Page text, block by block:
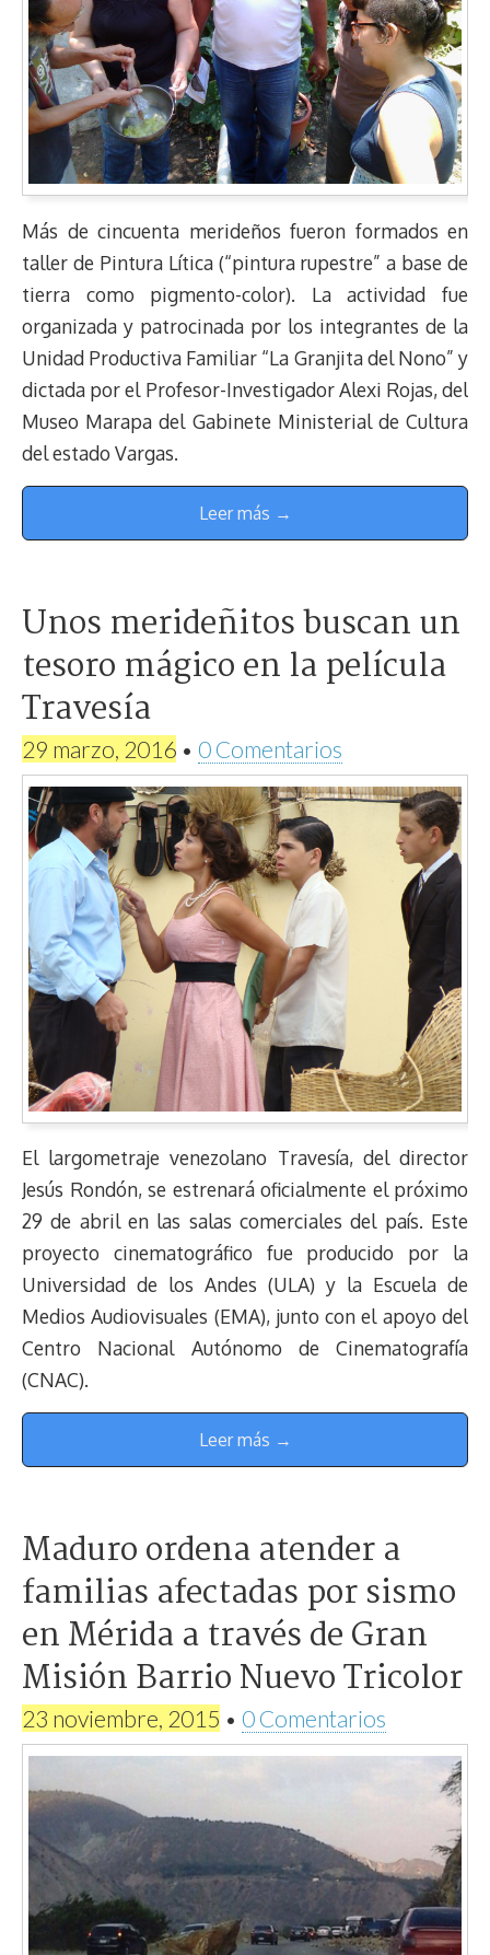
Más de cincuenta merideños fueron formados en
taller de Pintura Lítica (“pintura rupestre” a base de
tierra como pigmento-color). La actividad fue
organizada y patrocinada por los integrantes de la
Unidad Productiva Familiar “La Granjita del Nono” y
dictada por el Profesor-Investigador Alexi Rojas, del
Museo Marapa del Gabinete Ministerial de Cultura
del estado Vargas.
Leer más →
Unos merideñitos buscan un
tesoro mágico en la película
Travesía
29 marzo, 2016 • 0 Comentarios
El largometraje venezolano Travesía, del director
Jesús Rondón, se estrenará oficialmente el próximo
29 de abril en las salas comerciales del país. Este
proyecto cinematográfico fue producido por la
Universidad de los Andes (ULA) y la Escuela de
Medios Audiovisuales (EMA), junto con el apoyo del
Centro Nacional Autónomo de Cinematografía
(CNAC).
Leer más →
Maduro ordena atender a
familias afectadas por sismo
en Mérida a través de Gran
Misión Barrio Nuevo Tricolor
23 noviembre, 2015 • 0 Comentarios